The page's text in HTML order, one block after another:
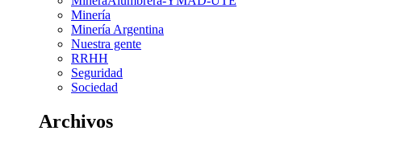
Minería
Minería Argentina
Nuestra gente
RRHH
Seguridad
Sociedad
Archivos